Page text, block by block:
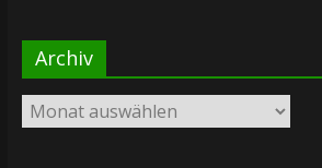
Archiv
Archiv